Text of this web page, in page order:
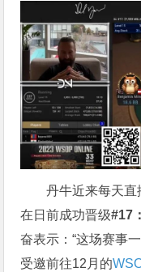
丹牛近来每天直
在日前成功晋级#17
奋表示：“这场赛事
受邀前往12月的